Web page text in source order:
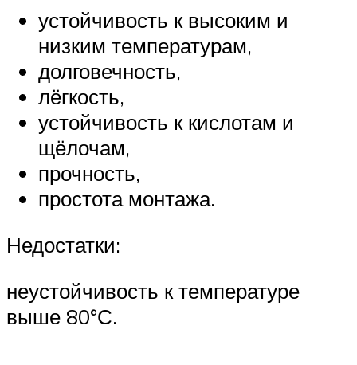
устойчивость к высоким и
низким температурам,
долговечность,
лёгкость,
устойчивость к кислотам и
щёлочам,
прочность,
простота монтажа.
Недостатки:
неустойчивость к температуре
выше 80°С.